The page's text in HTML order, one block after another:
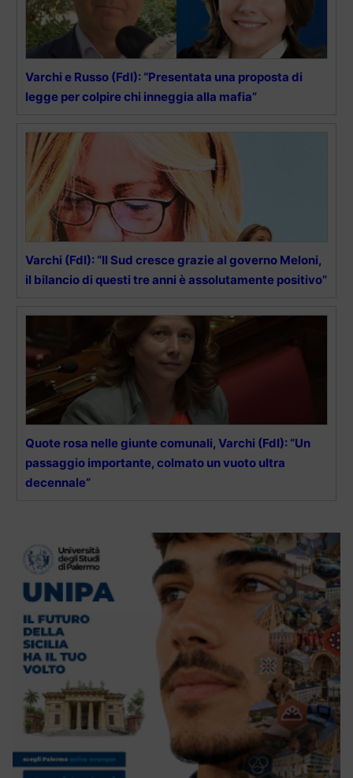
Varchi e Russo (FdI): “Presentata una proposta di
legge per colpire chi inneggia alla mafia”
Varchi (FdI): “Il Sud cresce grazie al governo Meloni,
il bilancio di questi tre anni è assolutamente positivo”
Quote rosa nelle giunte comunali, Varchi (FdI): “Un
passaggio importante, colmato un vuoto ultra
decennale”